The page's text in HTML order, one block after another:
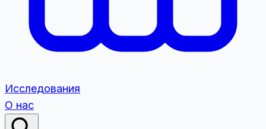
Исследования
О нас